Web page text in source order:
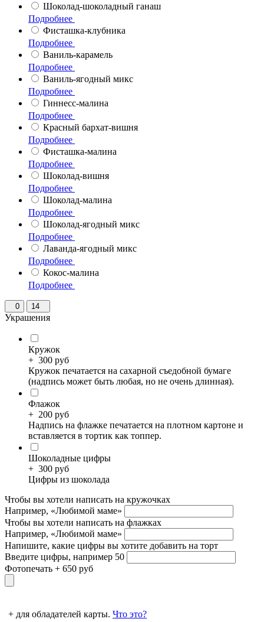
Шоколад-шоколадный ганаш
Подробнее
Фисташка-клубника
Подробнее
Ваниль-карамель
Подробнее
Ваниль-ягодный микс
Подробнее
Гиннесс-малина
Подробнее
Красный бархат-вишня
Подробнее
Фисташка-малина
Подробнее
Шоколад-вишня
Подробнее
Шоколад-малина
Подробнее
Шоколад-ягодный микс
Подробнее
Лаванда-ягодный микс
Подробнее
Кокос-малина
Подробнее
0 14
Украшения
Кружок
+ 300 руб
Кружок печатается на сахарной съедобной бумаге
(надпись может быть любая, но не очень длинная).
Флажок
+ 200 руб
Надпись на флажке печатается на плотном картоне и
вставляется в тортик как топпер.
Шоколадные цифры
+ 300 руб
Цифры из шоколада
Чтобы вы хотели написать на кружочках
Например, «Любимой маме»
Чтобы вы хотели написать на флажках
Например, «Любимой маме»
Напишите, какие цифры вы хотите добавить на торт
Введите цифры, например 50
Фотопечать + 650 руб
+ для обладателей карты. Что это?